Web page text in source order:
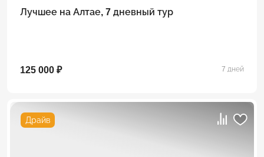
Лучшее на Алтае, 7 дневный тур
125 000 ₽ 7 дней
Драйв